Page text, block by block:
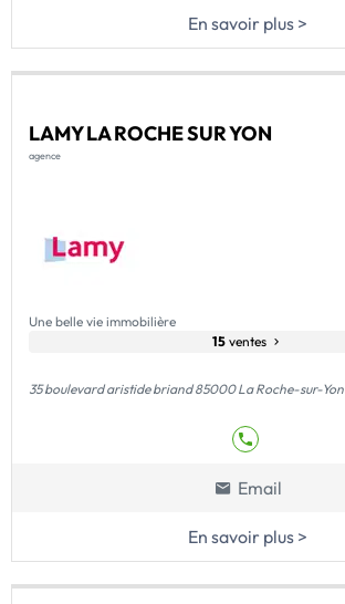
En savoir plus >
LAMY LA ROCHE SUR YON
agence
Une belle vie immobilière
15 ventes
35 boulevard aristide briand 85000 La Roche-sur-Yon
Email
En savoir plus >